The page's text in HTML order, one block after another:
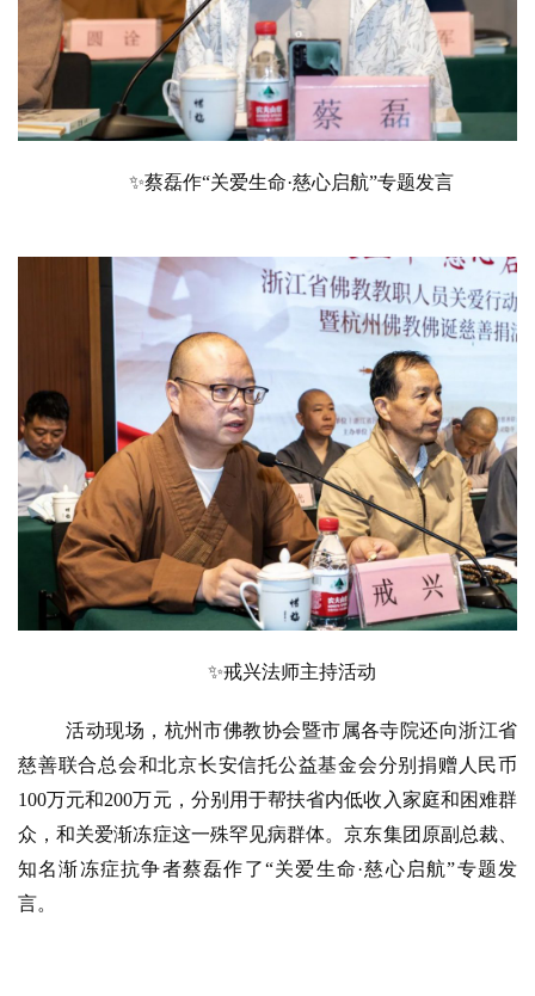
✨蔡磊作“关爱生命·慈心启航”专题发言
✨戒兴法师主持活动
活动现场，杭州市佛教协会暨市属各寺院还向浙江省
慈善联合总会和北京长安信托公益基金会分别捐赠人民币
100万元和200万元，分别用于帮扶省内低收入家庭和困难群
众，和关爱渐冻症这一殊罕见病群体。京东集团原副总裁、
知名渐冻症抗争者蔡磊作了“关爱生命·慈心启航”专题发
言。